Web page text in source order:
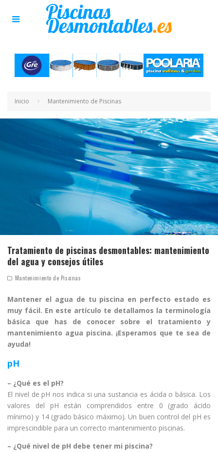
Inicio Mantenimiento de Piscinas
Tratamiento de piscinas desmontables: mantenimiento
del agua y consejos útiles
Mantenimiento de Piscinas
Mantener el agua de tu piscina en perfecto estado es
muy fácil. En este artículo te detallamos la terminología
básica que has de conocer sobre el tratamiento y
mantenimiento agua piscina. ¡Esperamos que te sea de
ayuda!
pH
– ¿Qué es el pH?
El nivel de pH nos indica si una sustancia es ácida o básica. Los
valores del pH están comprendidos entre 0 (grado ácido
mínimo) y 14 (grado básico máximo). Un buen control del pH es
imprescindible para un correcto mantenimiento piscinas.
– ¿Qué nivel de pH debe tener mi piscina?